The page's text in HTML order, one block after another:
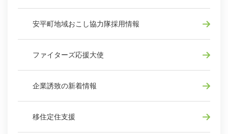
安平町地域おこし協力隊採用情報
ファイターズ応援大使
企業誘致の新着情報
移住定住支援